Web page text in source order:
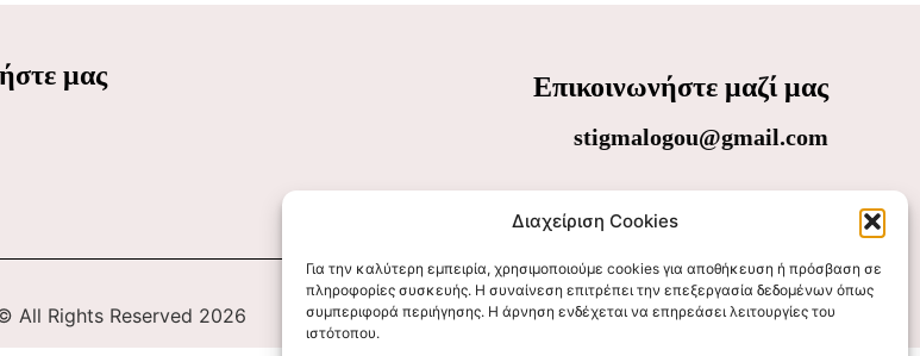
Διαχείριση Cookies
Για την καλύτερη εμπειρία, χρησιμοποιούμε cookies για αποθήκευση ή πρόσβαση σε
πληροφορίες συσκευής. Η συναίνεση επιτρέπει την επεξεργασία δεδομένων όπως
συμπεριφορά περιήγησης. Η άρνηση ενδέχεται να επηρεάσει λειτουργίες του
ιστότοπου.
μας Επικοινωνήστε μαζί μας
stigmalogou@gmail.com
All Rights Reserved 2026